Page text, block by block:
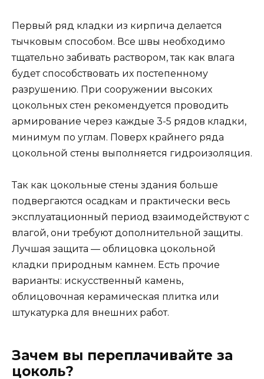
Первый ряд кладки из кирпича делается
тычковым способом. Все швы необходимо
тщательно забивать раствором, так как влага
будет способствовать их постепенному
разрушению. При сооружении высоких
цокольных стен рекомендуется проводить
армирование через каждые 3-5 рядов кладки,
минимум по углам. Поверх крайнего ряда
цокольной стены выполняется гидроизоляция.
Так как цокольные стены здания больше
подвергаются осадкам и практически весь
эксплуатационный период взаимодействуют с
влагой, они требуют дополнительной защиты.
Лучшая защита — облицовка цокольной
кладки природным камнем. Есть прочие
варианты: искусственный камень,
облицовочная керамическая плитка или
штукатурка для внешних работ.
Зачем вы переплачивайте за
цоколь?